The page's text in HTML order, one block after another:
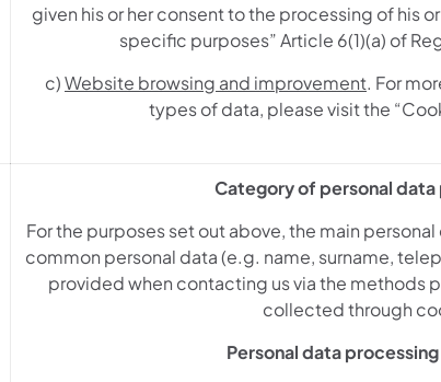
given his or her consent to the processing of his
specific purposes” Article 6(1)(a) of
c)Website browsing and improvement. For
types of data, please visit the
Category of personal
For the purposes set out above, the main
common personal data (e.g. name, surname,
provided when contacting us via the methods
collected through
Personal data